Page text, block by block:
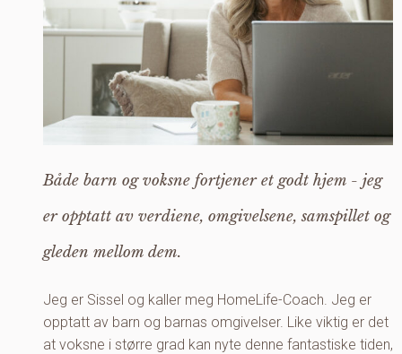
Både barn og voksne fortjener et godt hjem - jeg
er opptatt av verdiene, omgivelsene, samspillet og
gleden mellom dem.
Jeg er Sissel og kaller meg HomeLife-Coach. Jeg er
opptatt av barn og barnas omgivelser. Like viktig er det
at voksne i større grad kan nyte denne fantastiske tiden,